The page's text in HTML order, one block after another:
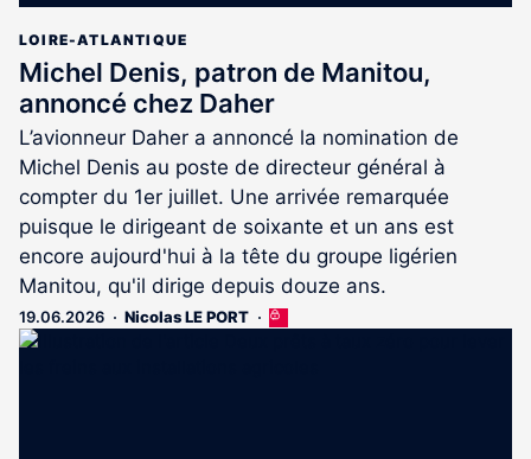
LOIRE-ATLANTIQUE
Michel Denis, patron de Manitou,
annoncé chez Daher
L’avionneur Daher a annoncé la nomination de
Michel Denis au poste de directeur général à
compter du 1er juillet. Une arrivée remarquée
puisque le dirigeant de soixante et un ans est
encore aujourd'hui à la tête du groupe ligérien
Manitou, qu'il dirige depuis douze ans.
19.06.2026 Nicolas LE PORT
Cet